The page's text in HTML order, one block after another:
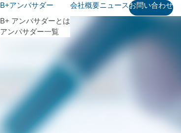
B+アンバサダー
B+ アンバサダーとは
アンバサダー一覧
会社概要ニュースお問い合わせ